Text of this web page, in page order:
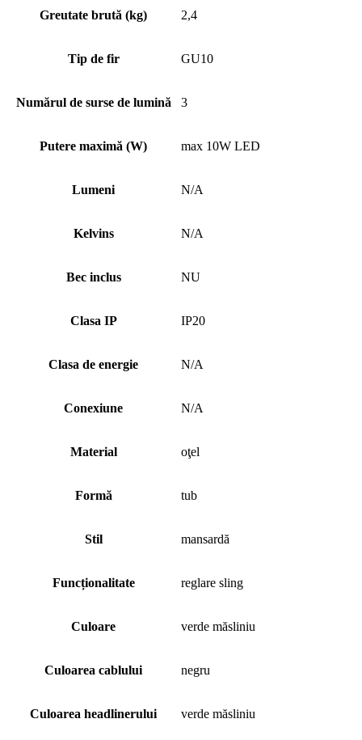
Greutate brută (kg) 2,4
Tip de fir GU10
Numărul de surse de lumină 3
Putere maximă (W) max 10W LED
Lumeni N/A
Kelvins N/A
Bec inclus NU
Clasa IP IP20
Clasa de energie N/A
Conexiune N/A
Material oţel
Formă tub
Stil mansardă
Funcționalitate reglare sling
Culoare verde măsliniu
Culoarea cablului negru
Culoarea headlinerului verde măsliniu